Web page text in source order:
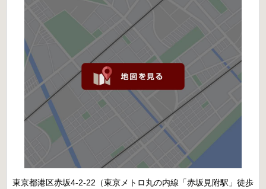
東京都港区赤坂4-2-22（東京メトロ丸の内線「赤坂見附駅」徒歩